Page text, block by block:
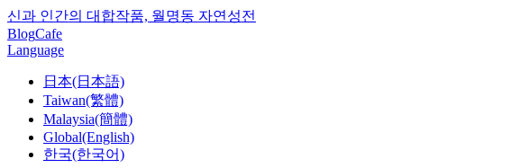
신과 인간의 대합작품, 월명동 자연성전
BlogCafe
Language
日本(日本語)
Taiwan(繁體)
Malaysia(簡體)
Global(English)
한국(한국어)